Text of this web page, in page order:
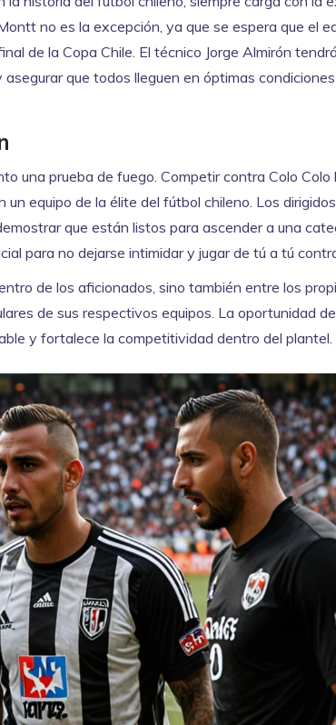
no es la excepción, ya que se espera que el
de la Copa Chile. El técnico Jorge Almirón
que todos lleguen en óptimas
una prueba de fuego. Competir contra Colo Colo
equipo de la élite del fútbol chileno. Los
que están listos para ascender a una
para no dejarse intimidar y jugar de tú a tú
de los aficionados, sino también entre los
de sus respectivos equipos. La oportunidad
y fortalece la competitividad dentro del plantel.